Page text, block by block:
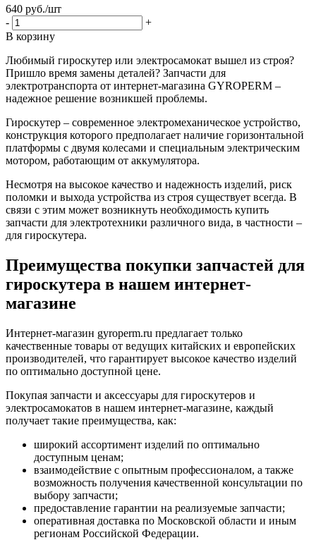
640 руб./шт
-
+
В корзину
Любимый гироскутер или электросамокат вышел из строя?
Пришло время замены деталей? Запчасти для
электротранспорта от интернет-магазина GYROPERM –
надежное решение возникшей проблемы.
Гироскутер – современное электромеханическое устройство,
конструкция которого предполагает наличие горизонтальной
платформы с двумя колесами и специальным электрическим
мотором, работающим от аккумулятора.
Несмотря на высокое качество и надежность изделий, риск
поломки и выхода устройства из строя существует всегда. В
связи с этим может возникнуть необходимость купить
запчасти для электротехники различного вида, в частности –
для гироскутера.
Преимущества покупки запчастей для
гироскутера в нашем интернет-
магазине
Интернет-магазин gyroperm.ru предлагает только
качественные товары от ведущих китайских и европейских
производителей, что гарантирует высокое качество изделий
по оптимально доступной цене.
Покупая запчасти и аксессуары для гироскутеров и
электросамокатов в нашем интернет-магазине, каждый
получает такие преимущества, как:
широкий ассортимент изделий по оптимально
доступным ценам;
взаимодействие с опытным профессионалом, а также
возможность получения качественной консультации по
выбору запчасти;
предоставление гарантии на реализуемые запчасти;
оперативная доставка по Московской области и иным
регионам Российской Федерации.